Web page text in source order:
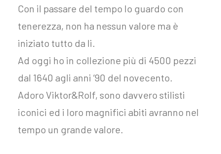
Con il passare del tempo lo guardo con
tenerezza, non ha nessun valore ma è
iniziato tutto da li.
Ad oggi ho in collezione più di 4500 pezzi
dal 1640 agli anni ‘90 del novecento.
Adoro Viktor&Rolf, sono davvero stilisti
iconici ed i loro magnifici abiti avranno nel
tempo un grande valore.